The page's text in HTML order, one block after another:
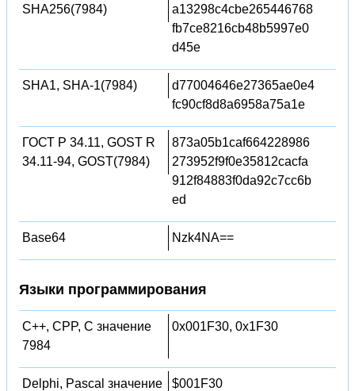
SHA256(7984)
a13298c4cbe265446768
fb7ce8216cb48b5997e0
d45e
SHA1, SHA-1(7984)
d77004646e27365ae0e4
fc90cf8d8a6958a75a1e
ГОСТ Р 34.11, GOST R
34.11-94, GOST(7984)
873a05b1caf664228986
273952f9f0e35812cacfa
912f84883f0da92c7cc6b
ed
Base64 Nzk4NA==
Языки программирования
C++, CPP, C значение
7984
0x001F30, 0x1F30
Delphi, Pascal значение
$001F30